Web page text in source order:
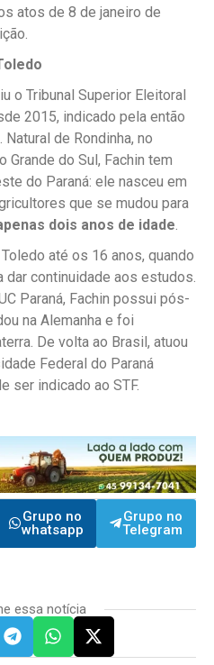
atos de 8 de janeiro de
o Tribunal Superior Eleitoral
2015, indicado pela então
de Rondinha, no
Grande do Sul, Fachin tem
do Paraná: ele nasceu em
que se mudou para
dois anos de idade
até os 16 anos, quando
dar continuidade aos estudos.
Paraná, Fachin possui pós-
na Alemanha e foi
De volta ao Brasil, atuou
Federal do Paraná
ser indicado ao STF.
Grupo no
whatsapp
Grupo no
Telegram
essa notícia